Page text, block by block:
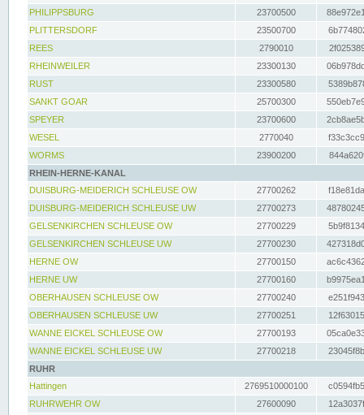
PHILIPPSBURG
23700500
PLITTERSDORF
23500700
REES
2790010
RHEINWEILER
23300130
RUST
23300580
SANKT GOAR
25700300
SPEYER
23700600
WESEL
2770040
WORMS
23900200
RHEIN-HERNE-KANAL
DUISBURG-MEIDERICH SCHLEUSE OW
27700262
DUISBURG-MEIDERICH SCHLEUSE UW
27700273
GELSENKIRCHEN SCHLEUSE OW
27700229
GELSENKIRCHEN SCHLEUSE UW
27700230
HERNE OW
27700150
HERNE UW
27700160
OBERHAUSEN SCHLEUSE OW
27700240
OBERHAUSEN SCHLEUSE UW
27700251
WANNE EICKEL SCHLEUSE OW
27700193
WANNE EICKEL SCHLEUSE UW
27700218
RUHR
Hattingen
2769510000100
RUHRWEHR OW
27600090